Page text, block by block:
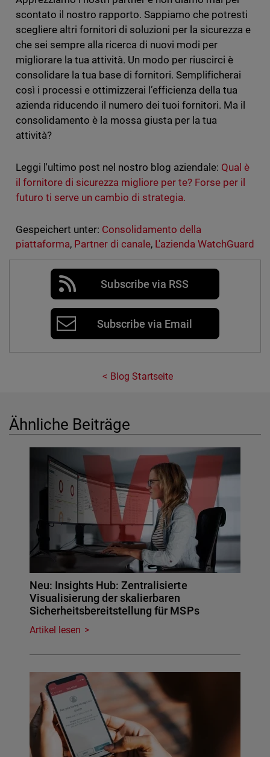
scontato il nostro rapporto. Sappiamo che potresti
scegliere altri fornitori di soluzioni per la sicurezza e
che sei sempre alla ricerca di nuovi modi per
migliorare la tua attività. Un modo per riuscirci è
consolidare la tua base di fornitori. Semplificherai
così i processi e ottimizzerai l’efficienza della tua
azienda riducendo il numero dei tuoi fornitori. Ma il
consolidamento è la mossa giusta per la tua
attività?
Leggi l'ultimo post nel nostro blog aziendale: Qual è
il fornitore di sicurezza migliore per te? Forse per il
futuro ti serve un cambio di strategia.
Gespeichert unter: Consolidamento della
piattaforma, Partner di canale, L'azienda WatchGuard
Subscribe via RSS
Subscribe via Email
Blog Startseite
Ähnliche Beiträge
Neu: Insights Hub: Zentralisierte
Visualisierung der skalierbaren
Sicherheitsbereitstellung für MSPs
Artikel lesen